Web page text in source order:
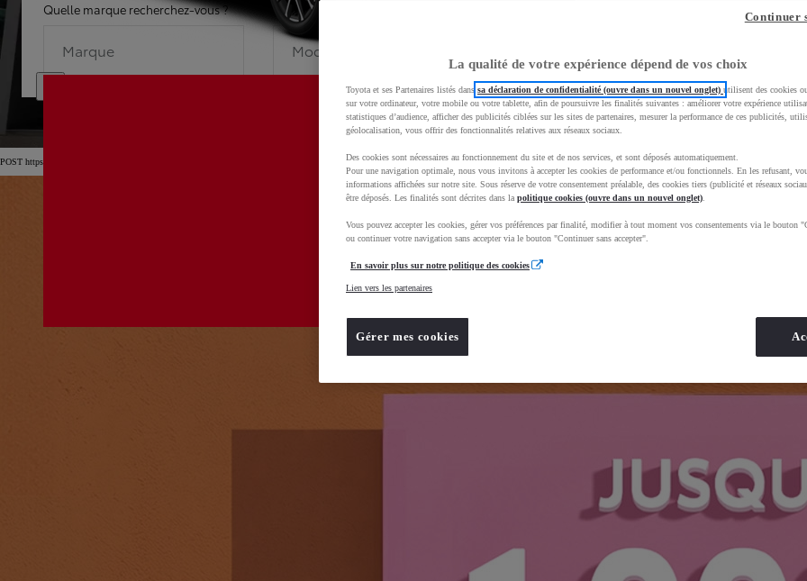
Quelle marque recherchez-vous ?
Marque
Quel modèle recherchez-vous ?
Modèle
Dans quelle
POST https://usc-webcomponents.toyota-europe.com/v1/car-filter-header/fr/
La qualité de votre expérience dépend de vos choix
Toyota et ses Partenaires listés dans sa déclaration de confidentialité (ouvre dans un nouvel onglet) utilisent des cookies
sur votre ordinateur, votre mobile ou votre tablette, afin de poursuivre les finalités suivantes : améliorer votre expérience
statistiques d’audience, afficher des publicités ciblées sur les sites de partenaires, mesurer la performance de ces publicités,
géolocalisation, vous offrir des fonctionnalités relatives aux réseaux sociaux.
Des cookies sont nécessaires au fonctionnement du site et de nos services, et sont déposés automatiquement.
Pour une navigation optimale, nous vous invitons à accepter les cookies de performance et/ou fonctionnels. En les refusant,
informations affichées sur notre site. Sous réserve de votre consentement préalable, des cookies tiers (publicité et réseaux
être déposés. Les finalités sont décrites dans la politique cookies (ouvre dans un nouvel onglet)
Vous pouvez accepter les cookies, gérer vos préférences par finalité, modifier à tout moment vos consentements via le bouton
ou continuer votre navigation sans accepter via le bouton "Continuer sans accepter".
En savoir plus sur notre politique des cookies
Lien vers les partenaires
Gérer mes cookies
Continuer